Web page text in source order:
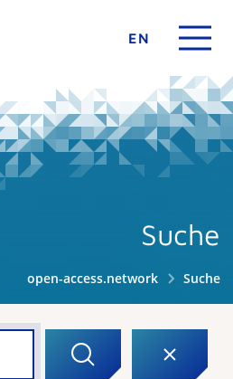
EN
Suche
open-access.network Suche